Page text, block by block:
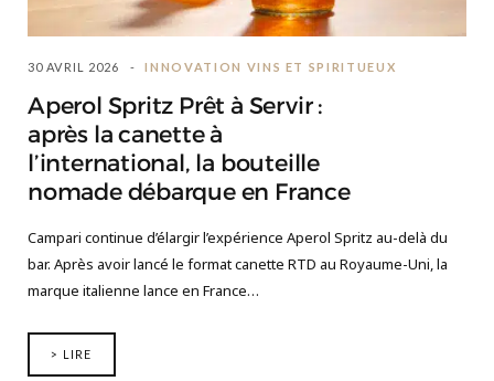
30 AVRIL 2026 INNOVATION VINS ET SPIRITUEUX
Aperol Spritz Prêt à Servir :
après la canette à
l’international, la bouteille
nomade débarque en France
Campari continue d’élargir l’expérience Aperol Spritz au-delà du
bar. Après avoir lancé le format canette RTD au Royaume-Uni, la
marque italienne lance en France…
> LIRE